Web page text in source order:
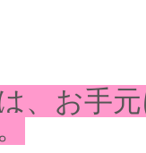
、お手